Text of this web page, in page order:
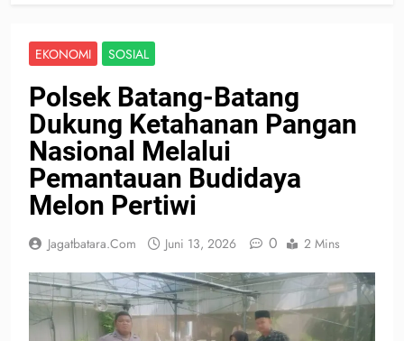
EKONOMI SOSIAL
Polsek Batang-Batang
Dukung Ketahanan Pangan
Nasional Melalui
Pemantauan Budidaya
Melon Pertiwi
Jagatbatara.com Juni 13, 2026 0 2 Mins